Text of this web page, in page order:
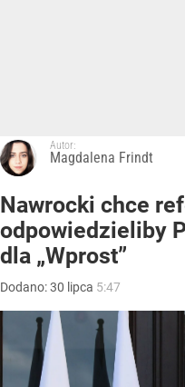
Autor:
Magdalena Frindt
Nawrocki chce
odpowiedzieliby
dla „Wprost”
Dodano:30 lipca 5:47